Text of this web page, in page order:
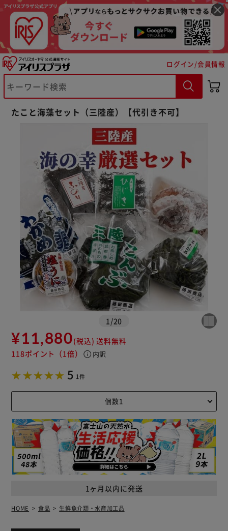
ログイン/会員情報
たこと海藻セット（三陸産）【代引き不可】
1 /20
¥11,880(税込) 送料無料
118ポイント （1倍） info 内訳
5 1件
1ヶ月以内に発送
HOME 食品 生鮮魚介類・水産加工品
※ご確認ください
カートに入れる 購入手続きへ